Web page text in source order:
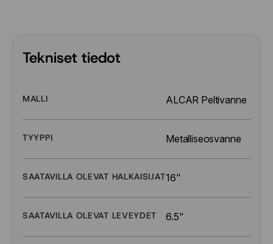
Tekniset tiedot
MALLI ALCAR Peltivanne
TYYPPI Metalliseosvanne
SAATAVILLA OLEVAT HALKAISIJAT16"
SAATAVILLA OLEVAT LEVEYDET 6.5"